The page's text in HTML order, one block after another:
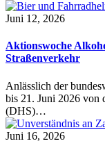
Juni 12, 2026
Aktionswoche
Straßenverkehr
Anlässlich der
bis 21. Juni 2026 von
(DHS)…
Juni 16, 2026